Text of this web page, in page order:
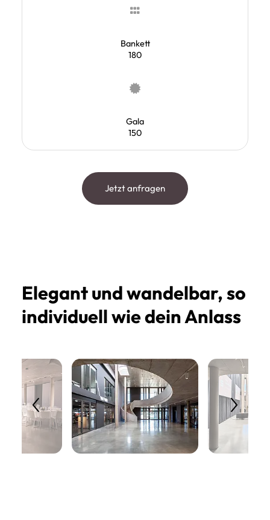
Bankett
180
Gala
150
Jetzt anfragen
Elegant und wandelbar, so
individuell wie dein Anlass